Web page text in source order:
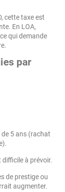
cette taxe est
En LOA,
qui demande
par
5 ans (rachat
à prévoir.
de prestige ou
augmenter.